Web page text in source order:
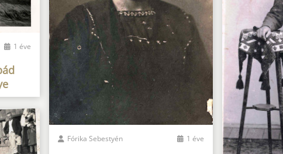
1 éve
Fórika Sebestyén 1 éve